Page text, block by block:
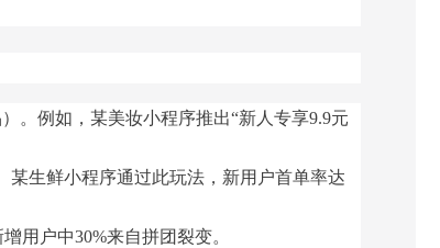
。例如，某美妆小程序推出“新人专享9.9元
某生鲜小程序通过此玩法，新用户首单率达
用户中30%来自拼团裂变。